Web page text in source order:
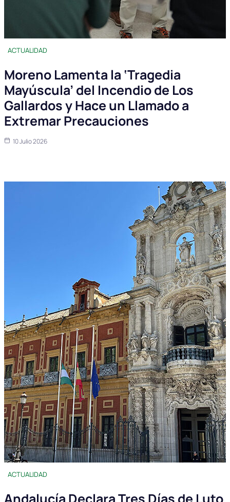
ACTUALIDAD
Moreno Lamenta la ‘Tragedia
Mayúscula’ del Incendio de Los
Gallardos y Hace un Llamado a
Extremar Precauciones
10 Julio 2026
ACTUALIDAD